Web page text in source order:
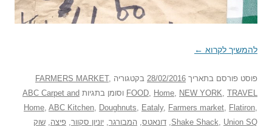
להמשיך לקרוא ←
פוסט פורסם בתאריך 28/02/2016 בקטגוריה FARMERS MARKET,
FOOD, Home, NEW YORK, TRAVEL וסומן בתגיות ABC Carpet and
Home, ABC Kitchen, Doughnuts, Eataly, Farmers market, Flatiron,
Shake Shack, Union SQ
, דונאטס, המבורגר, יוניון סקוור, פיצה, שוק